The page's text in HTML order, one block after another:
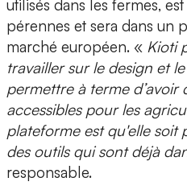
utilisés dans les fermes,
pérennes et sera dans un
marché européen. « Kioti
travailler sur le design et
permettre à terme d’avoir
accessibles pour les
plateforme est qu'elle soit
des outils qui sont déjà
responsable.